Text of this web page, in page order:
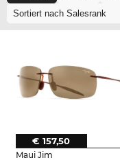
Maui Jim
€ 157,50